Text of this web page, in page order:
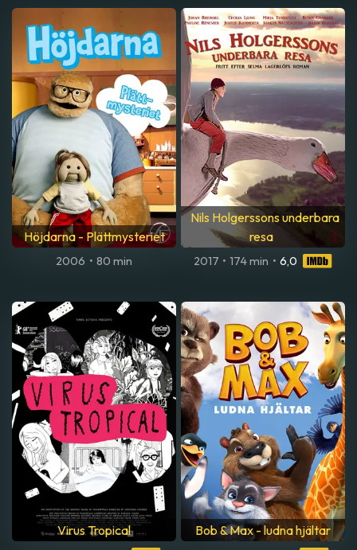
Höjdarna - Plättmysteriet
2006 • 80 min
Nils Holgerssons underbara
resa
2017 • 174 min • 6,0
Virus Tropical Bob & Max - ludna hjältar